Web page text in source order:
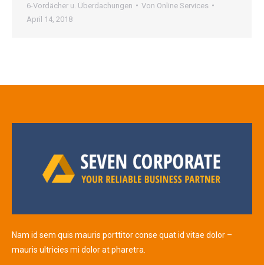
6-Vordächer u. Überdachungen Von Online Services
April 14, 2018
Nam id sem quis mauris porttitor conse quat id vitae dolor –
mauris ultricies mi dolor at pharetra.